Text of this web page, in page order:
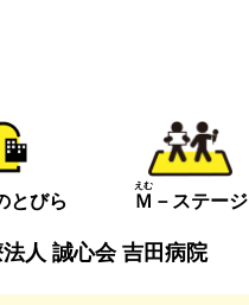
とびら Ｍ
えむ
－ステージ
法人 誠心会 吉田病院